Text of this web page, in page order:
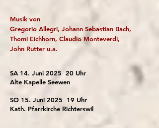
Musik von
Gregorio Allegri, Johann Sebastian Bach,
Thomi Eichhorn, Claudio Monteverdi,
John Rutter u.a.
SA 14. Juni 2025 20 Uhr
Alte Kapelle Seewen
SO 15. Juni 2025 19 Uhr
Kath. Pfarrkirche Richterswil